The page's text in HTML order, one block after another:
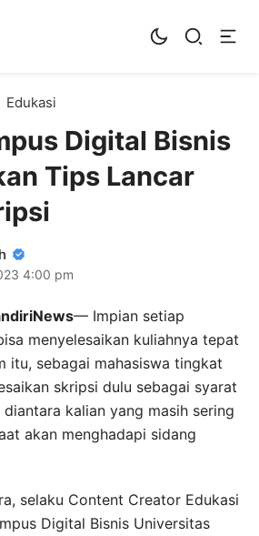
Bisnis
Edukasi
Digital Bisnis
Tips Lancar
4:00 pm
— Impian setiap
menyelesaikan kuliahnya tepat
itu, sebagai mahasiswa tingkat
skripsi dulu sebagai syarat
diantara kalian yang masih sering
akan menghadapi sidang
selaku Content Creator Edukasi
Digital Bisnis Universitas